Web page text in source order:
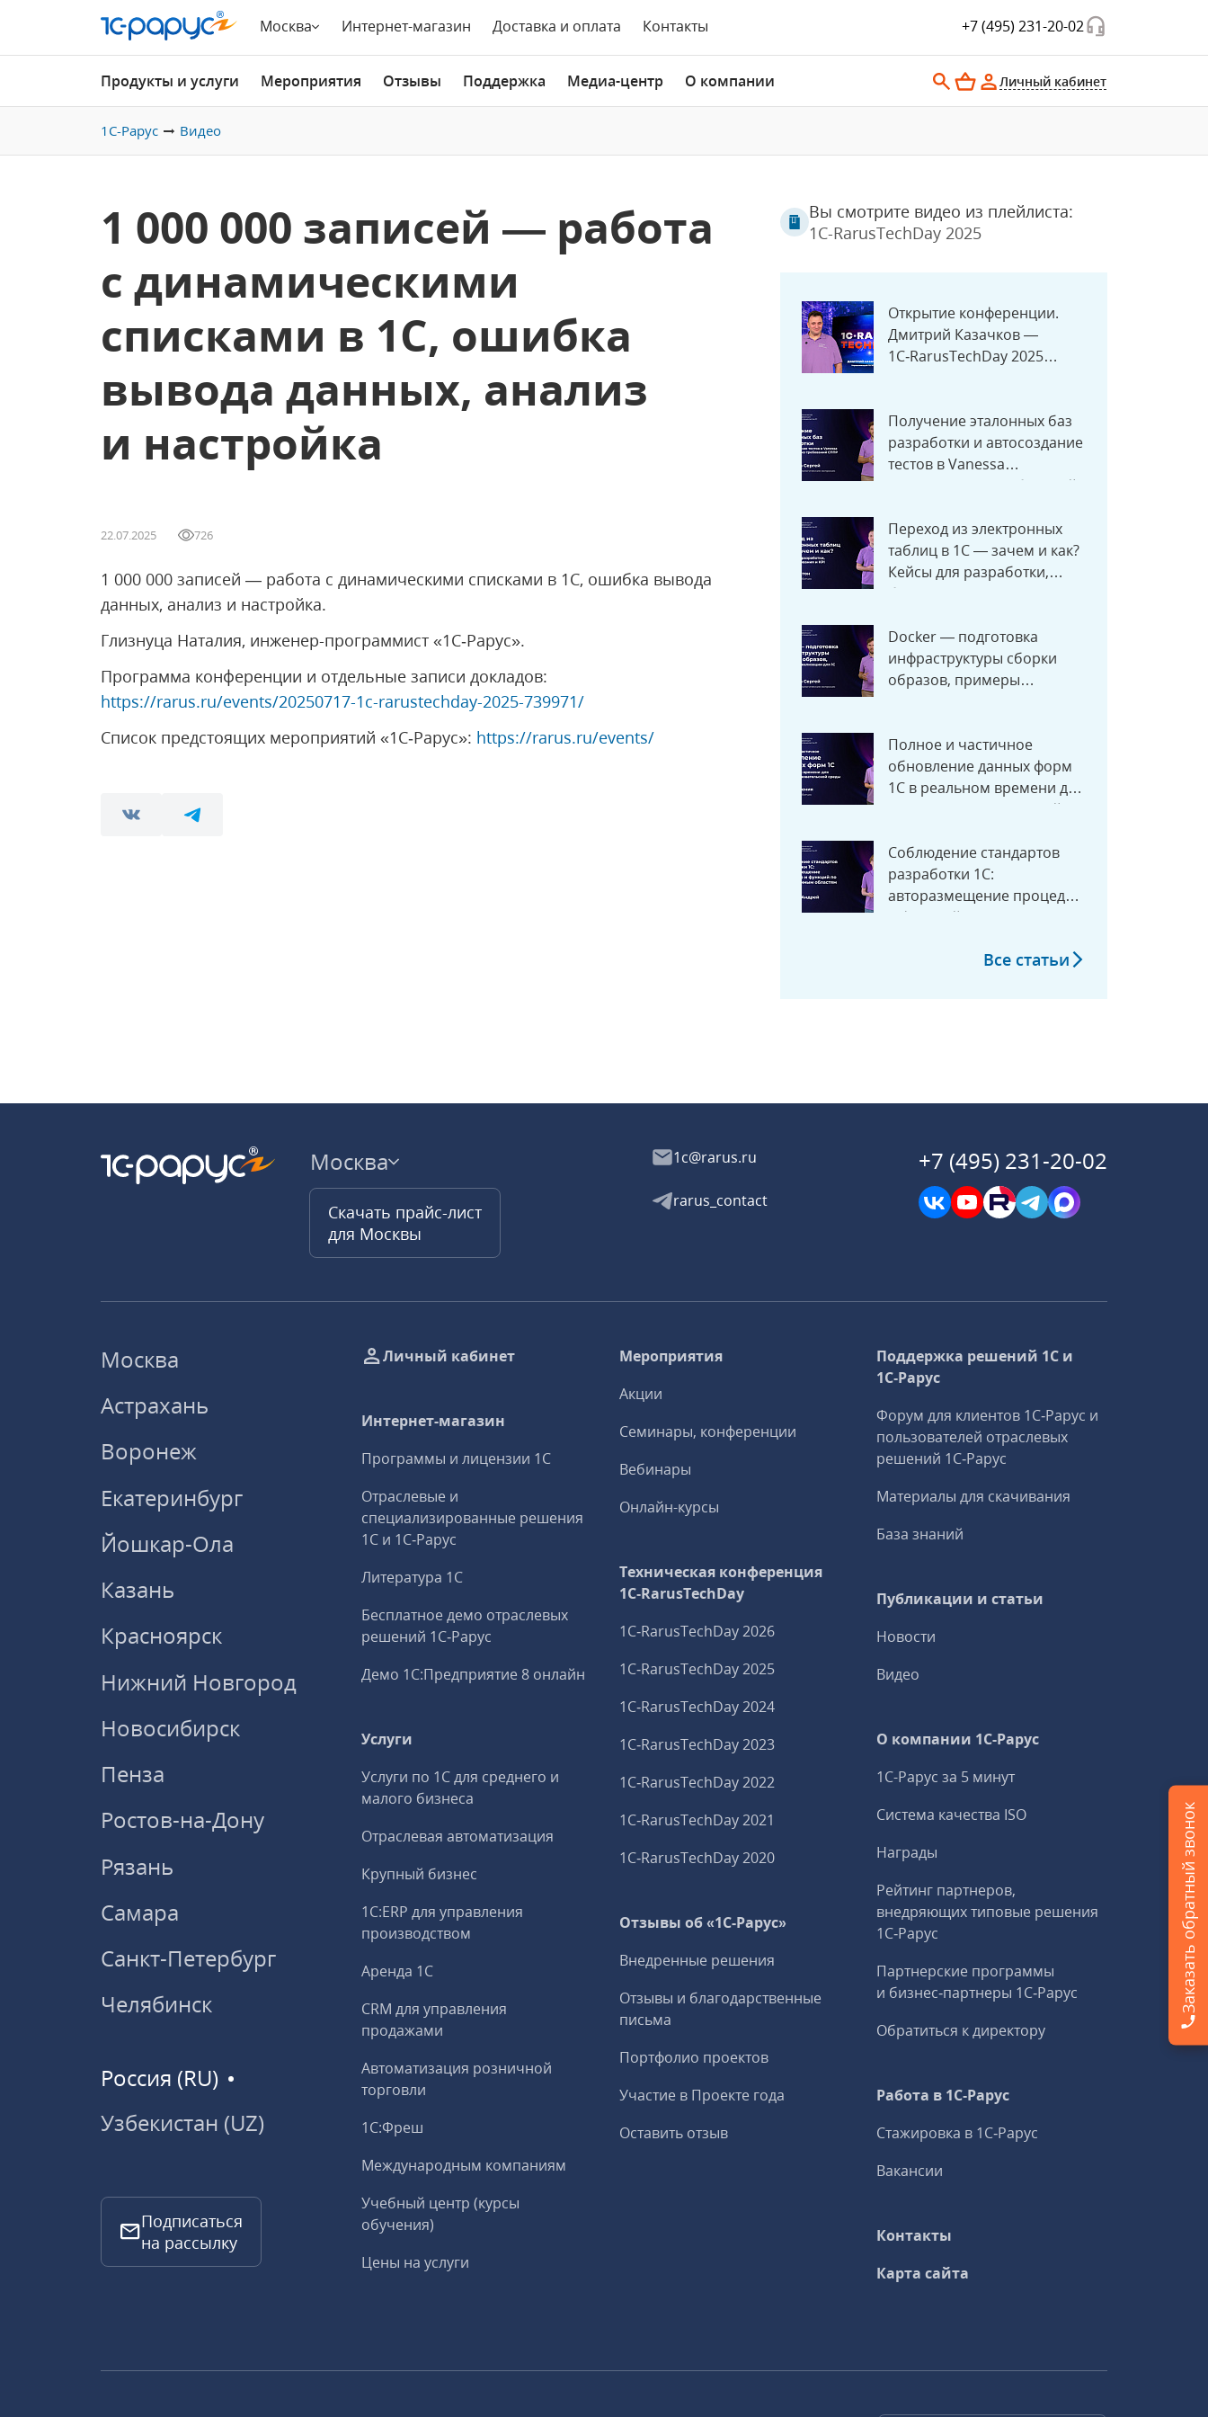
Москва Интернет-магазин Доставка и оплата Контакты +7 (495) 231-20-02
Продукты и услуги Мероприятия Отзывы Поддержка Медиа-центр О компании Личный кабинет
1С-Рарус Видео
1 000 000 записей — работа
с динамическими
списками в 1С, ошибка
вывода данных, анализ
и настройка
22.07.2025 726
1 000 000 записей — работа с динамическими списками в 1С, ошибка вывода
данных, анализ и настройка.
Глизнуца Наталия, инженер-программист «1С‑Рарус».
Программа конференции и отдельные записи докладов:
https://rarus.ru/events/20250717-1c-rarustechday-2025-739971/
Список предстоящих мероприятий «1С‑Рарус»: https://rarus.ru/events/
Вы смотрите видео из плейлиста:
1C-RarusTechDay 2025
Открытие конференции.
Дмитрий Казачков —
1C‑RarusTechDay 2025
Получение эталонных баз
разработки и автосоздание
тестов в Vanessa
Automation из требований
Переход из электронных
таблиц в 1С — зачем и как?
Кейсы для разработки,
бюджетирования и KPI
Docker — подготовка
инфраструктуры сборки
образов, примеры
Полное и частичное
обновление данных форм
1С в реальном времени для
многопользовательской
Соблюдение стандартов
разработки 1С:
авторазмещение процедур
и функций
Все статьи
Москва
Скачать прайс-лист
для Москвы
1c@rarus.ru
rarus_contact
+7 (495) 231-20-02
Москва
Астрахань
Воронеж
Екатеринбург
Йошкар-Ола
Казань
Красноярск
Нижний Новгород
Новосибирск
Пенза
Ростов-на-Дону
Рязань
Самара
Санкт-Петербург
Челябинск
Россия (RU)
Узбекистан (UZ)
Подписаться
на рассылку
Личный кабинет
Интернет-магазин
Программы и лицензии 1С
Отраслевые и
специализированные решения
1С и 1С‑Рарус
Литература 1С
Бесплатное демо отраслевых
решений 1С‑Рарус
Демо 1С:Предприятие 8 онлайн
Услуги
Услуги по 1С для среднего и
малого бизнеса
Отраслевая автоматизация
Крупный бизнес
1С:ERP для управления
производством
Аренда 1С
CRM для управления
продажами
Автоматизация розничной
торговли
1С:Фреш
Международным компаниям
Учебный центр (курсы
обучения)
Цены на услуги
Мероприятия
Акции
Семинары, конференции
Вебинары
Онлайн-курсы
Техническая конференция
1C‑RarusTechDay
1C‑RarusTechDay 2026
1C‑RarusTechDay 2025
1C‑RarusTechDay 2024
1C‑RarusTechDay 2023
1C‑RarusTechDay 2022
1C‑RarusTechDay 2021
1C‑RarusTechDay 2020
Отзывы об «1С-Рарус»
Внедренные решения
Отзывы и благодарственные
письма
Портфолио проектов
Участие в Проекте года
Оставить отзыв
Поддержка решений 1С и
1С‑Рарус
Форум для клиентов 1С‑Рарус и
пользователей отраслевых
решений 1С‑Рарус
Материалы для скачивания
База знаний
Публикации и статьи
Новости
Видео
О компании 1C-Рарус
1С-Рарус за 5 минут
Система качества ISO
Награды
Рейтинг партнеров,
внедряющих типовые решения
1С‑Рарус
Партнерские программы
и бизнес‑партнеры 1С‑Рарус
Обратиться к директору
Работа в 1С‑Рарус
Стажировка в 1С‑Рарус
Вакансии
Контакты
Карта сайта
Заказать обратный звонок